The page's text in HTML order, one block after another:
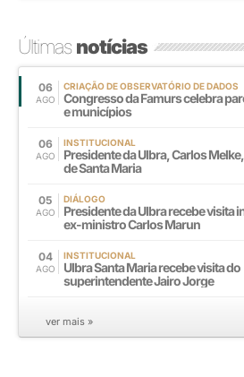
Últimasnotícias
06
AGO
CRIAÇÃO DE OBSERVATÓRIO DE DADOS
Congresso da Famurs celebra
e municípios
06
AGO
INSTITUCIONAL
Presidente da Ulbra, Carlos
de Santa Maria
05
AGO
DIÁLOGO
Presidente da Ulbra recebe visita
ex-ministro Carlos Marun
04
AGO
INSTITUCIONAL
Ulbra Santa Maria recebe visita do
superintendente Jairo Jorge
ver mais »